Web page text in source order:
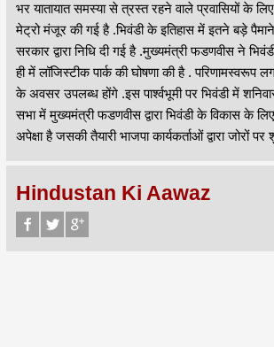
भर यातायात समस्या से त्रस्त रहने वाले प्रवासियों के
मेट्रो मंजूर की गई है .भिवंडी के इतिहास में इतने बड़े
सरकार द्वारा निधि दी गई है .मुख्यमंत्री फडणवीस ने
ही में लॉजिस्टीक पार्क की घोषणा की है . परिणामस्वरूप
के अवसर उपलब्ध होंगे .इस पार्श्वभूमी पर भिवंडी में
सभा में मुख्यमंत्री फडणवीस द्वारा भिवंडी के विकास के
अपेक्षा है जसकी तैयारी भाजपा कार्यकर्ताओं द्वारा जोरों
Hindustan Ki Aawaz